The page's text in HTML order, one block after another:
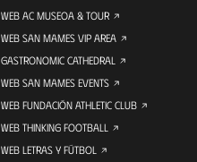
WEB AC MUSEOA & TOUR
WEB SAN MAMES VIP AREA
GASTRONOMIC CATHEDRAL
WEB SAN MAMES EVENTS
WEB FUNDACIÓN ATHLETIC CLUB
WEB THINKING FOOTBALL
WEB LETRAS Y FÚTBOL